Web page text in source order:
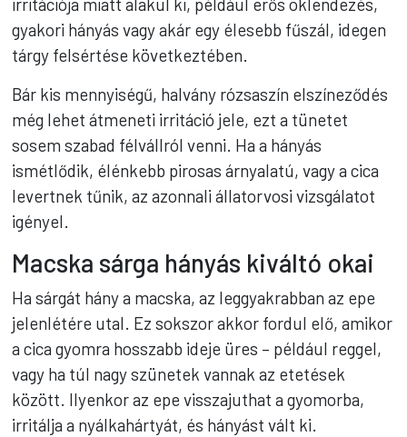
irritációja miatt alakul ki, például erős öklendezés,
gyakori hányás vagy akár egy élesebb fűszál, idegen
tárgy felsértése következtében.
Bár kis mennyiségű, halvány rózsaszín elszíneződés
még lehet átmeneti irritáció jele, ezt a tünetet
sosem szabad félvállról venni. Ha a hányás
ismétlődik, élénkebb pirosas árnyalatú, vagy a cica
levertnek tűnik, az azonnali állatorvosi vizsgálatot
igényel.
Macska sárga hányás kiváltó okai
Ha sárgát hány a macska, az leggyakrabban az epe
jelenlétére utal. Ez sokszor akkor fordul elő, amikor
a cica gyomra hosszabb ideje üres – például reggel,
vagy ha túl nagy szünetek vannak az etetések
között. Ilyenkor az epe visszajuthat a gyomorba,
irritálja a nyálkahártyát, és hányást vált ki.